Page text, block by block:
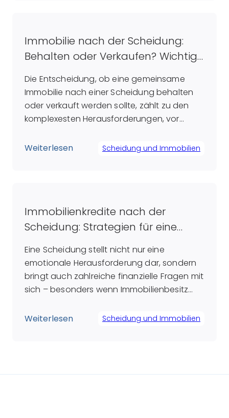
Immobilie nach der Scheidung:
Behalten oder Verkaufen? Wichtige
Die Entscheidung, ob eine gemeinsame
Immobilie nach einer Scheidung behalten
oder verkauft werden sollte, zählt zu den
komplexesten Herausforderungen, vor
einige Paare anstreben, ihr Zuhause zu
Verbindungen endgültig […]
Weiterlesen Scheidung und Immobilien
Immobilienkredite nach der
Scheidung: Strategien für eine
Eine Scheidung stellt nicht nur eine
emotionale Herausforderung dar, sondern
bringt auch zahlreiche finanzielle Fragen mit
sich – besonders wenn Immobilienbesitz
betroffen sind. Immobilienkredite sind in der
Weiterlesen Scheidung und Immobilien